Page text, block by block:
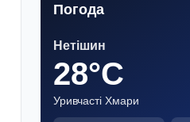
Погода
Нетішин
28°C
Уривчасті Хмари